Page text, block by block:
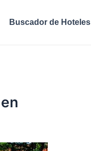
Buscador de Hoteles